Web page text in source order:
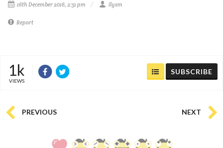
16th December 2016, 2:51 pm ilysm
Report
1k
VIEWS
SUBSCRIBE
PREVIOUS NEXT